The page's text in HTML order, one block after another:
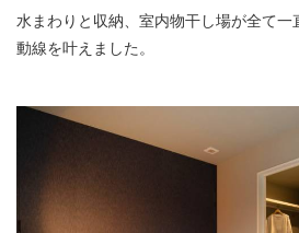
水まわりと収納、室内物干し場が全て一
動線を叶えました。